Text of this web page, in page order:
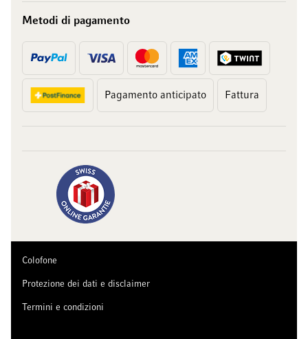
Metodi di pagamento
Pagamento anticipato Fattura
Colofone
Protezione dei dati e disclaimer
Termini e condizioni